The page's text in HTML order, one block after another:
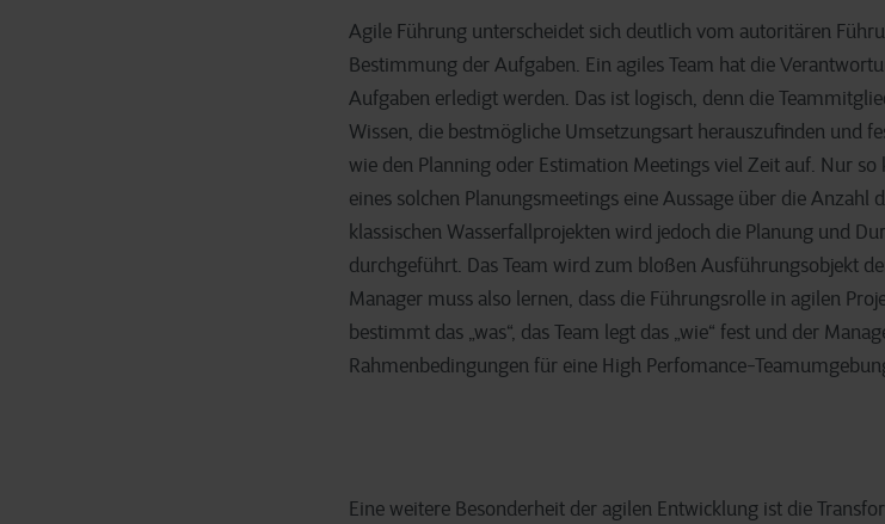
Agile Führung unterscheidet sich deutlich vom autoritären
Bestimmung der Aufgaben. Ein agiles Team hat die
Aufgaben erledigt werden. Das ist logisch, denn die
Wissen, die bestmögliche Umsetzungsart herauszufinden und
wie den Planning oder Estimation Meetings viel Zeit auf. Nur
eines solchen Planungsmeetings eine Aussage über die Anzahl
klassischen Wasserfallprojekten wird jedoch die Planung und
durchgeführt. Das Team wird zum bloßen Ausführungsobjekt
Manager muss also lernen, dass die Führungsrolle in agilen
bestimmt das „was“, das Team legt das „wie“ fest und der
Rahmenbedingungen für eine High Perfomance-
Eine weitere Besonderheit der agilen Entwicklung ist die